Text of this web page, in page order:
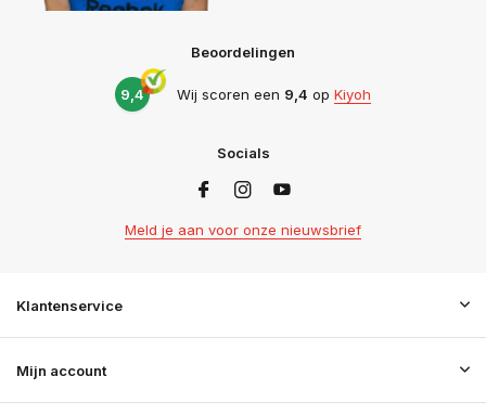
Beoordelingen
9,4 Wij scoren een 9,4 op Kiyoh
Socials
Meld je aan voor onze nieuwsbrief
Klantenservice
Mijn account